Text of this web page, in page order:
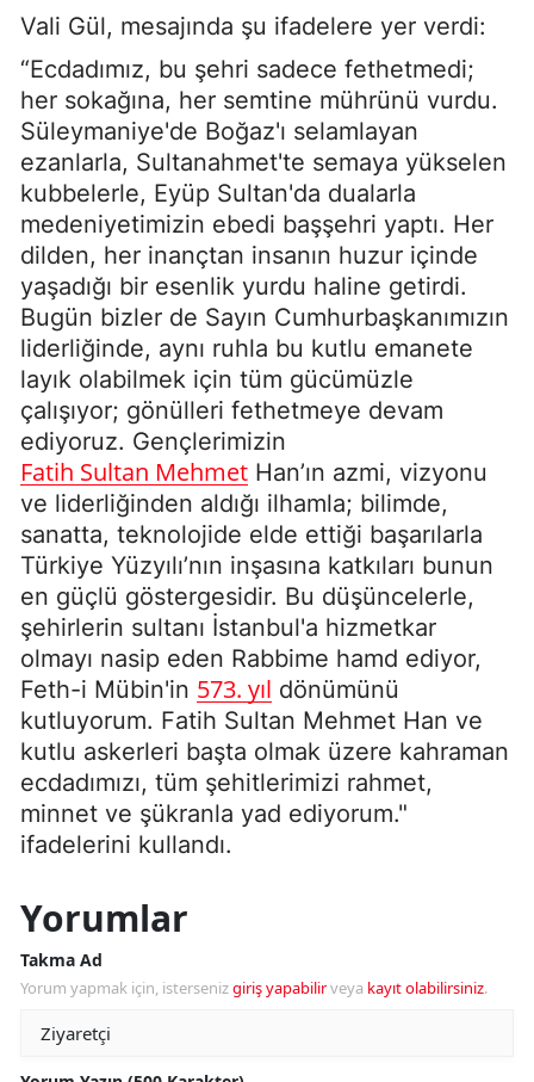
Vali Gül, mesajında şu ifadelere yer verdi:
“Ecdadımız, bu şehri sadece fethetmedi;
her sokağına, her semtine mührünü vurdu.
Süleymaniye'de Boğaz'ı selamlayan
ezanlarla, Sultanahmet'te semaya yükselen
kubbelerle, Eyüp Sultan'da dualarla
medeniyetimizin ebedi başşehri yaptı. Her
dilden, her inançtan insanın huzur içinde
yaşadığı bir esenlik yurdu haline getirdi.
Bugün bizler de Sayın Cumhurbaşkanımızın
liderliğinde, aynı ruhla bu kutlu emanete
layık olabilmek için tüm gücümüzle
çalışıyor; gönülleri fethetmeye devam
ediyoruz. Gençlerimizin
Fatih Sultan Mehmet Han’ın azmi, vizyonu
ve liderliğinden aldığı ilhamla; bilimde,
sanatta, teknolojide elde ettiği başarılarla
Türkiye Yüzyılı’nın inşasına katkıları bunun
en güçlü göstergesidir. Bu düşüncelerle,
şehirlerin sultanı İstanbul'a hizmetkar
olmayı nasip eden Rabbime hamd ediyor,
Feth-i Mübin'in 573. yıl dönümünü
kutluyorum. Fatih Sultan Mehmet Han ve
kutlu askerleri başta olmak üzere kahraman
ecdadımızı, tüm şehitlerimizi rahmet,
minnet ve şükranla yad ediyorum."
ifadelerini kullandı.
Yorumlar
Takma Ad
Yorum yapmak için, istersenizgiriş yapabilirveya kayıt olabilirsiniz.